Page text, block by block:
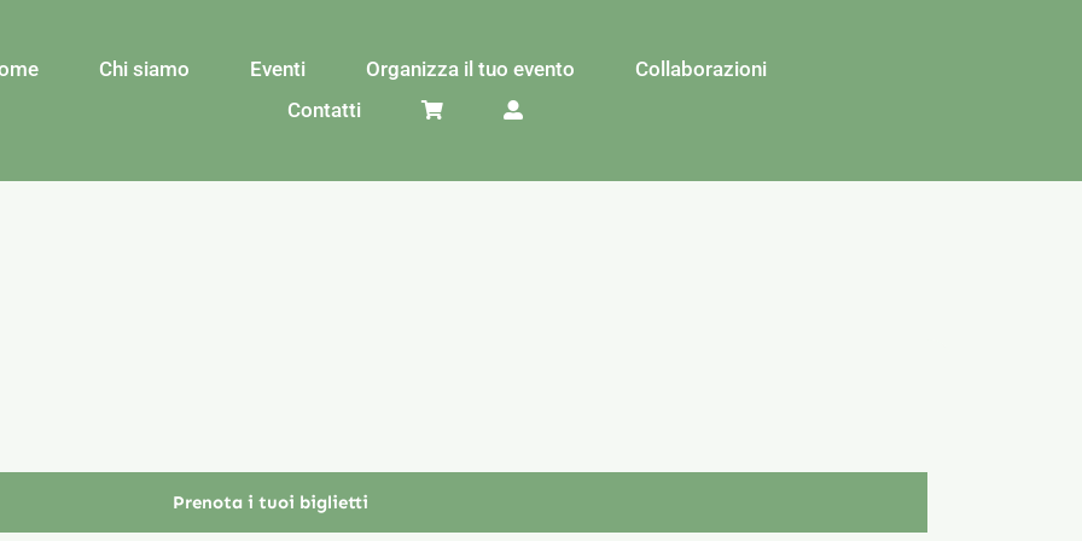
Chi siamo Eventi Organizza il tuo evento
Collaborazioni
Contatti
Prenota i tuoi biglietti